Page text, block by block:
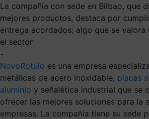
La compañía con sede en Bilbao, que
mejores productos, destaca por
entrega acordados; algo que se valora
el sector
-
NovoRotulo es una empresa
metálicas de acero inoxidable, placas
aluminio y señalética industrial que se
ofrecer las mejores soluciones para la
empresas. La compañía tiene su sede